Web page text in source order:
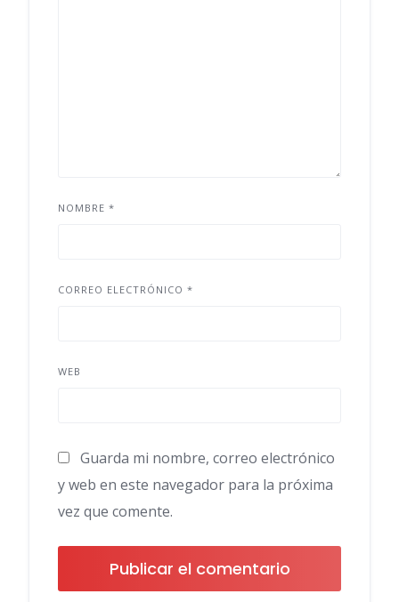
NOMBRE *
CORREO ELECTRÓNICO *
WEB
Guarda mi nombre, correo electrónico
y web en este navegador para la próxima
vez que comente.